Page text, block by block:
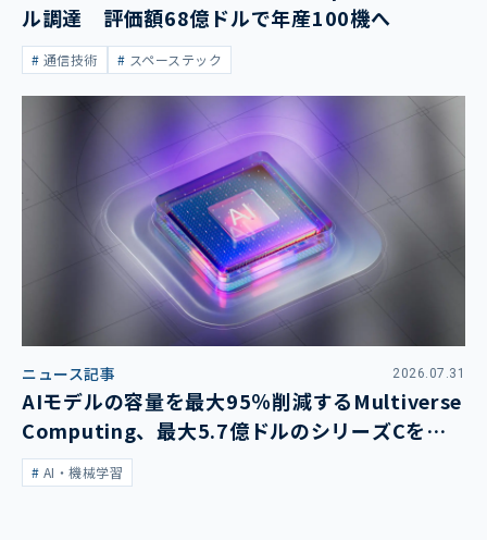
ル調達 評価額68億ドルで年産100機へ
通信技術 スペーステック
ニュース記事 2026.07.31
AIモデルの容量を最大95％削減するMultiverse
Computing、最大5.7億ドルのシリーズCを発
表AI・機械学習